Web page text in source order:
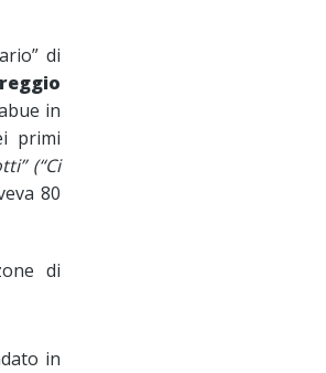
di
in
primi
(“Ci
80
di
in